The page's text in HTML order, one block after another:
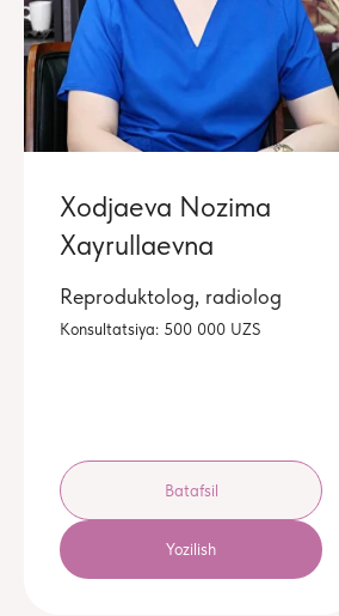
Xodjaeva Nozima
Xayrullaevna
Reproduktolog, radiolog
Konsultatsiya: 500 000 UZS
Batafsil
Yozilish